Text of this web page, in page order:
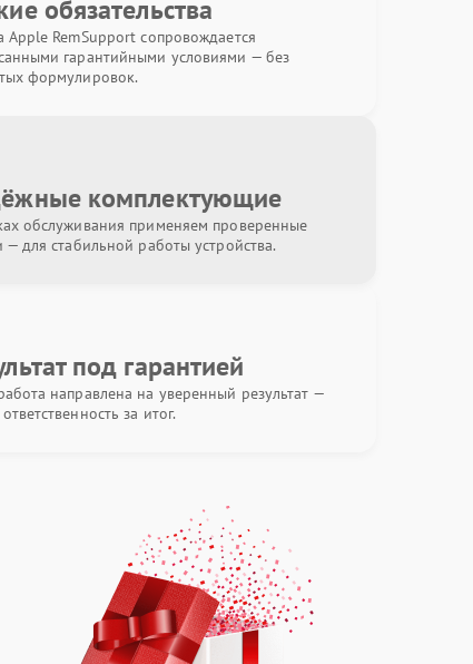
обязательства
Apple RemSupport сопровождается
гарантийными условиями — без
формулировок.
комплектующие
обслуживания применяем проверенные
— для стабильной работы устройства.
под гарантией
направлена на уверенный результат —
за итог.